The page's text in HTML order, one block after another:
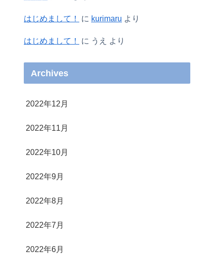
はじめまして！ に kurimaru より
はじめまして！ に うえ より
Archives
2022年12月
2022年11月
2022年10月
2022年9月
2022年8月
2022年7月
2022年6月